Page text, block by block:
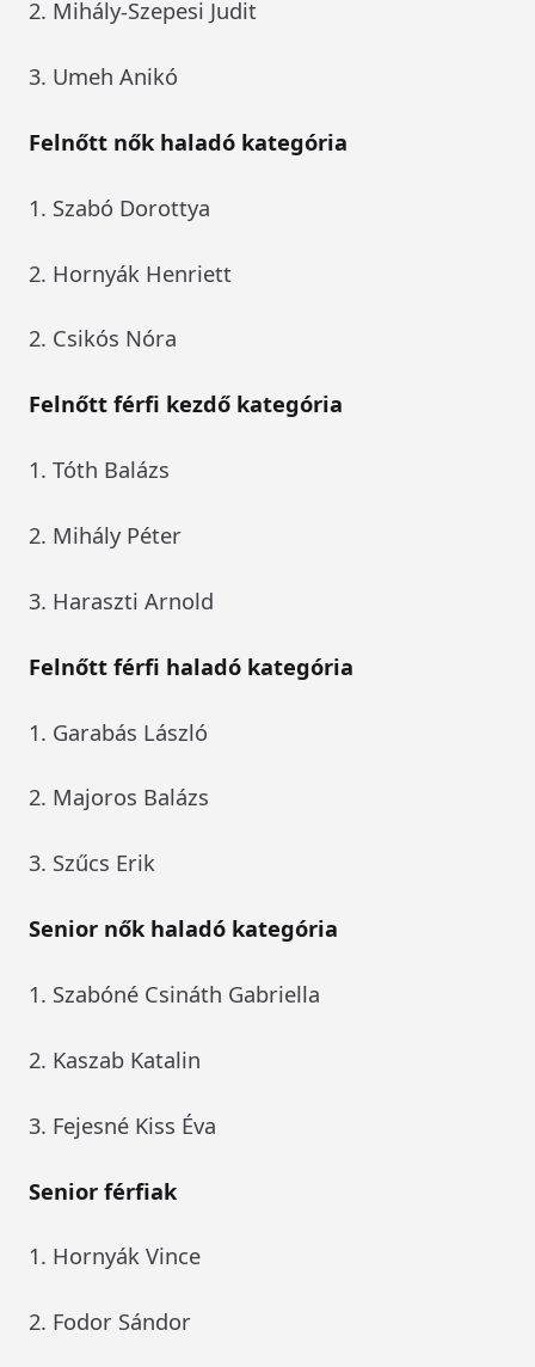
2. Mihály-Szepesi Judit
3. Umeh Anikó
Felnőtt nők haladó kategória
1. Szabó Dorottya
2. Hornyák Henriett
2. Csikós Nóra
Felnőtt férfi kezdő kategória
1. Tóth Balázs
2. Mihály Péter
3. Haraszti Arnold
Felnőtt férfi haladó kategória
1. Garabás László
2. Majoros Balázs
3. Szűcs Erik
Senior nők haladó kategória
1. Szabóné Csináth Gabriella
2. Kaszab Katalin
3. Fejesné Kiss Éva
Senior férfiak
1. Hornyák Vince
2. Fodor Sándor